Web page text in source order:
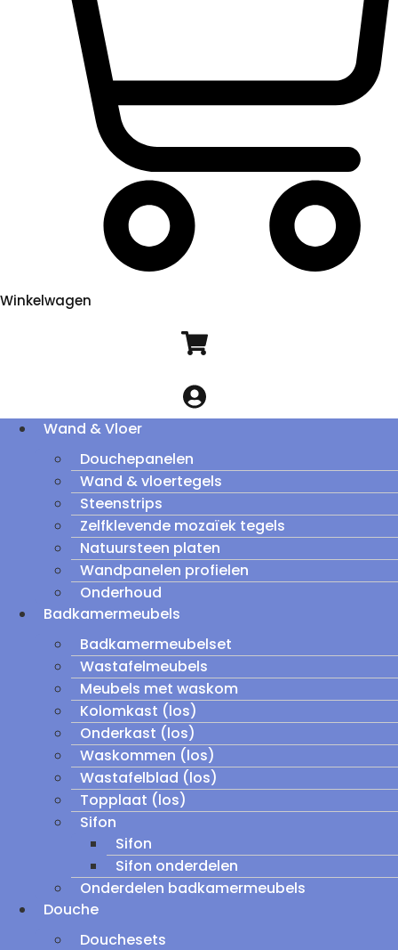
Winkelwagen
Wand & Vloer
Douchepanelen
Wand & vloertegels
Steenstrips
Zelfklevende mozaïek tegels
Natuursteen platen
Wandpanelen profielen
Onderhoud
Badkamermeubels
Badkamermeubelset
Wastafelmeubels
Meubels met waskom
Kolomkast (los)
Onderkast (los)
Waskommen (los)
Wastafelblad (los)
Topplaat (los)
Sifon
Sifon
Sifon onderdelen
Onderdelen badkamermeubels
Douche
Douchesets